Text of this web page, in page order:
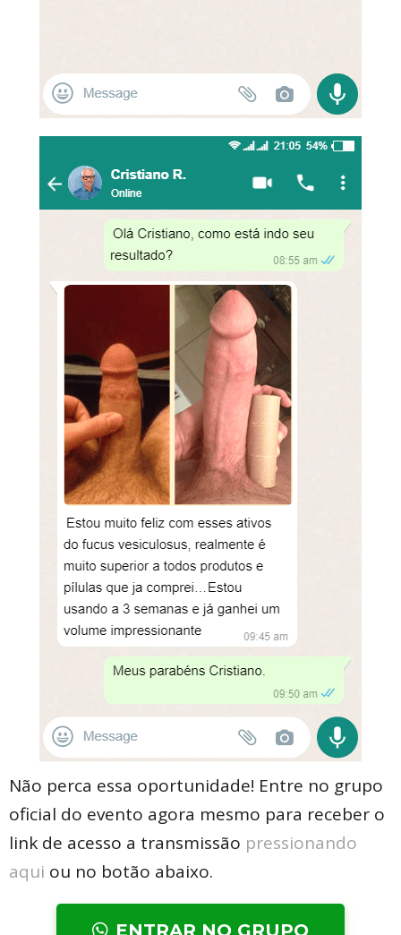
Não perca essa oportunidade! Entre no grupo
oficial do evento agora mesmo para receber o
link de acesso a transmissão pressionando
aqui ou no botão abaixo.
ENTRAR NO GRUPO